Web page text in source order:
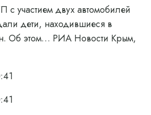
с участием двух автомобилей
дети, находившиеся в
Об этом… РИА Новости Крым,